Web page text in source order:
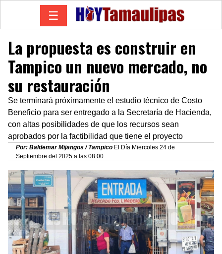
☰
La propuesta es construir en
Tampico un nuevo mercado, no
su restauración
Se terminará próximamente el estudio técnico de Costo
Beneficio para ser entregado a la Secretaría de Hacienda,
con altas posibilidades de que los recursos sean
aprobados por la factibilidad que tiene el proyecto
Por: Baldemar Mijangos / Tampico El Día Miercoles 24 de
Septiembre del 2025 a las 08:00